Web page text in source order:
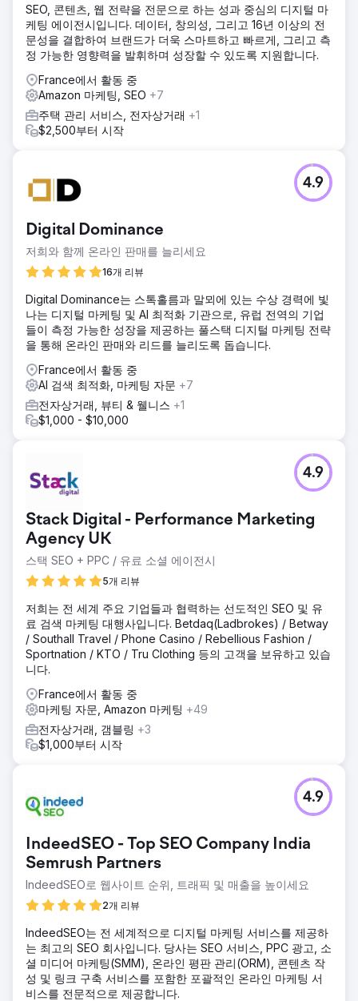
SEO, 콘텐츠, 웹 전략을 전문으로 하는 성과 중심의 디지털 마
케팅 에이전시입니다. 데이터, 창의성, 그리고 16년 이상의 전
문성을 결합하여 브랜드가 더욱 스마트하고 빠르게, 그리고 측
정 가능한 영향력을 발휘하며 성장할 수 있도록 지원합니다.
France에서 활동 중
Amazon 마케팅, SEO +7
주택 관리 서비스, 전자상거래 +1
$2,500부터 시작
Digital Dominance
저희와 함께 온라인 판매를 늘리세요
16개 리뷰
4.9
Digital Dominance는 스톡홀름과 말뫼에 있는 수상 경력에 빛
나는 디지털 마케팅 및 AI 최적화 기관으로, 유럽 전역의 기업
들이 측정 가능한 성장을 제공하는 풀스택 디지털 마케팅 전략
을 통해 온라인 판매와 리드를 늘리도록 돕습니다.
France에서 활동 중
AI 검색 최적화, 마케팅 자문 +7
전자상거래, 뷰티 & 웰니스 +1
$1,000 - $10,000
Stack Digital - Performance Marketing
Agency UK
스택 SEO + PPC / 유료 소셜 에이전시
5개 리뷰
4.9
저희는 전 세계 주요 기업들과 협력하는 선도적인 SEO 및 유
료 검색 마케팅 대행사입니다. Betdaq(Ladbrokes) / Betway
/ Southall Travel / Phone Casino / Rebellious Fashion /
Sportnation / KTO / Tru Clothing 등의 고객을 보유하고 있습
니다.
France에서 활동 중
마케팅 자문, Amazon 마케팅 +49
전자상거래, 갬블링 +3
$1,000부터 시작
IndeedSEO - Top SEO Company India
Semrush Partners
IndeedSEO로 웹사이트 순위, 트래픽 및 매출을 높이세요
2개 리뷰
4.9
IndeedSEO는 전 세계적으로 디지털 마케팅 서비스를 제공하
는 최고의 SEO 회사입니다. 당사는 SEO 서비스, PPC 광고, 소
셜 미디어 마케팅(SMM), 온라인 평판 관리(ORM), 콘텐츠 작
성 및 링크 구축 서비스를 포함한 포괄적인 온라인 마케팅 서
비스를 전문적으로 제공합니다.